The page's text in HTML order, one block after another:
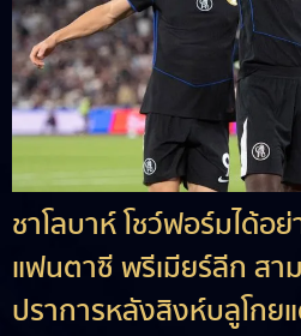
ชาโลบาห์ โชว์ฟอร์มได้อย่
แฟนตาซี พรีเมียร์ลีก สา
ปราการหลังสิงห์บลูโกย